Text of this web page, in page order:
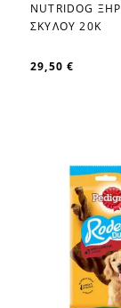
favorite_border
NUTRIDOG
ΣΚΥΛΟΥ 20Κ
29,50 €